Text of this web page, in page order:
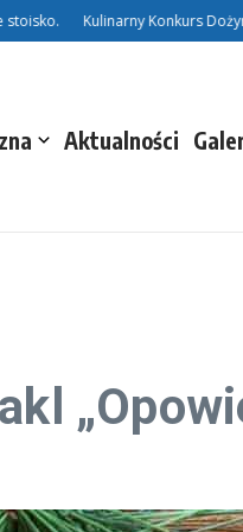
Kulinarny Konkurs
Aktualności